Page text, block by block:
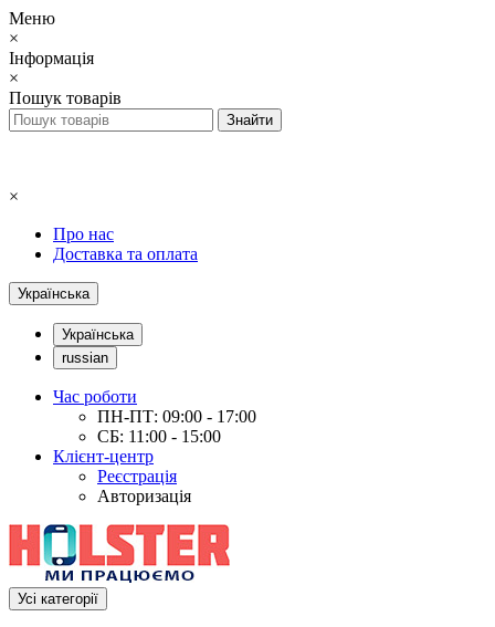
Меню
×
Інформація
×
Пошук товарів
×
Про нас
Доставка та оплата
Українська
Українська
russian
Час роботи
ПН-ПТ: 09:00 - 17:00
СБ: 11:00 - 15:00
Клієнт-центр
Реєстрація
Авторизація
Усі категорії